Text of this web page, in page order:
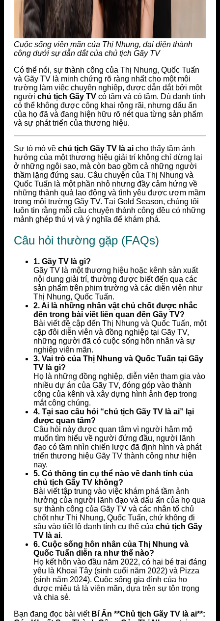
Cuộc sống viên mãn của Thị Nhung, đại diện thành
công dưới sự dẫn dắt của chủ tịch Gãy TV
Có thể nói, sự thành công của Thị Nhung, Quốc Tuấn
và Gãy TV là minh chứng rõ ràng nhất cho một môi
trường làm việc chuyên nghiệp, được dẫn dắt bởi một
người chủ tịch Gãy TV có tâm và có tầm. Dù danh tính
có thể không được công khai rộng rãi, nhưng dấu ấn
của họ đã và đang hiện hữu rõ nét qua từng sản phẩm
và sự phát triển của thương hiệu.
Sự tò mò về chủ tịch Gãy TV là ai cho thấy tầm ảnh
hưởng của một thương hiệu giải trí không chỉ dừng lại
ở những ngôi sao, mà còn bao gồm cả những người
thầm lặng đứng sau. Câu chuyện của Thị Nhung và
Quốc Tuấn là một phần nhỏ nhưng đầy cảm hứng về
những thành quả lao động và tình yêu được ươm mầm
trong môi trường Gãy TV. Tại Gold Season, chúng tôi
luôn tin rằng mỗi câu chuyện thành công đều có những
mảnh ghép thú vị và ý nghĩa để khám phá.
Câu hỏi thường gặp (FAQs)
1. Gãy TV là gì?
Gãy TV là một thương hiệu hoặc kênh sản xuất
nội dung giải trí, thường được biết đến qua các
sản phẩm trên phim trường và các diễn viên như
Thị Nhung, Quốc Tuấn.
2. Ai là những nhân vật chủ chốt được nhắc
đến trong bài viết liên quan đến Gãy TV?
Bài viết đề cập đến Thị Nhung và Quốc Tuấn, một
cặp đôi diễn viên và đồng nghiệp tại Gãy TV,
những người đã có cuộc sống hôn nhân và sự
nghiệp viên mãn.
3. Vai trò của Thị Nhung và Quốc Tuấn tại Gãy
TV là gì?
Họ là những đồng nghiệp, diễn viên tham gia vào
nhiều dự án của Gãy TV, đóng góp vào thành
công của kênh và xây dựng hình ảnh đẹp trong
mắt công chúng.
4. Tại sao câu hỏi “chủ tịch Gãy TV là ai” lại
được quan tâm?
Câu hỏi này được quan tâm vì người hâm mộ
muốn tìm hiểu về người đứng đầu, người lãnh
đạo có tầm nhìn chiến lược đã định hình và phát
triển thương hiệu Gãy TV thành công như hiện
nay.
5. Có thông tin cụ thể nào về danh tính của
chủ tịch Gãy TV không?
Bài viết tập trung vào việc khám phá tầm ảnh
hưởng của người lãnh đạo và dấu ấn của họ qua
sự thành công của Gãy TV và các nhân tố chủ
chốt như Thị Nhung, Quốc Tuấn, chứ không đi
sâu vào tiết lộ danh tính cụ thể của chủ tịch Gãy
TV là ai.
6. Cuộc sống hôn nhân của Thị Nhung và
Quốc Tuấn diễn ra như thế nào?
Họ kết hôn vào đầu năm 2022, có hai bé trai đáng
yêu là Khoai Tây (sinh cuối năm 2022) và Pizza
(sinh năm 2024). Cuộc sống gia đình của họ
được miêu tả là viên mãn, dựa trên sự tôn trọng
và chia sẻ.
Bạn đang đọc bài viết Bí Ẩn **Chủ tịch Gãy TV là ai**: